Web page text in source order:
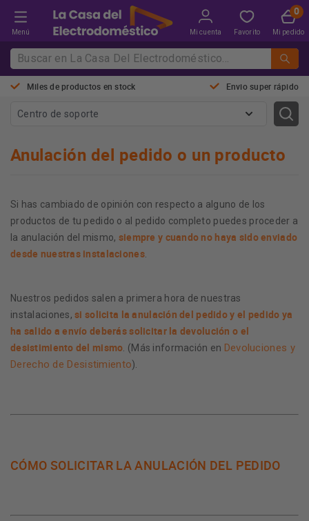
Menú Mi cuenta Favorito Mi pedido
Miles de productos en stock Envio super rápido
Centro de soporte
Anulación del pedido o un producto
Si has cambiado de opinión con respecto a alguno de los
productos de tu pedido o al pedido completo puedes proceder a
la anulación del mismo, siempre y cuando no haya sido enviado
desde nuestras instalaciones.
Nuestros pedidos salen a primera hora de nuestras
instalaciones, si solicita la anulación del pedido y el pedido ya
ha salido a envío deberás solicitar la devolución o el
desistimiento del mismo . (Más información en Devoluciones y
Derecho de Desistimiento).
CÓMO SOLICITAR LA ANULACIÓN DEL PEDIDO